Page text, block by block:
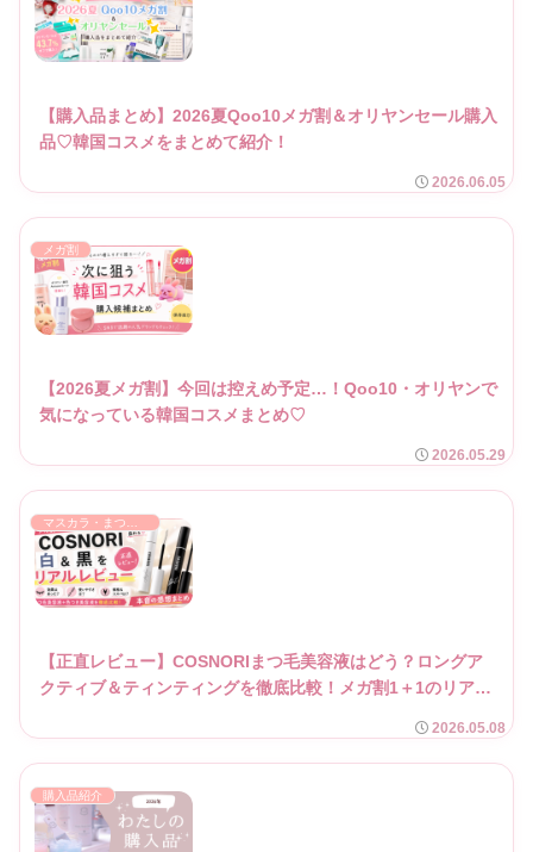
【購入品まとめ】2026夏Qoo10メガ割＆オリヤンセール購入
品♡韓国コスメをまとめて紹介！
2026.06.05
メガ割
【2026夏メガ割】今回は控えめ予定…！Qoo10・オリヤンで
気になっている韓国コスメまとめ♡
2026.05.29
【正直レビュー】COSNORIまつ毛美容液はどう？ロングア
クティブ＆ティンティングを徹底比較！メガ割1＋1のリアル
2026.05.08
購入品紹介